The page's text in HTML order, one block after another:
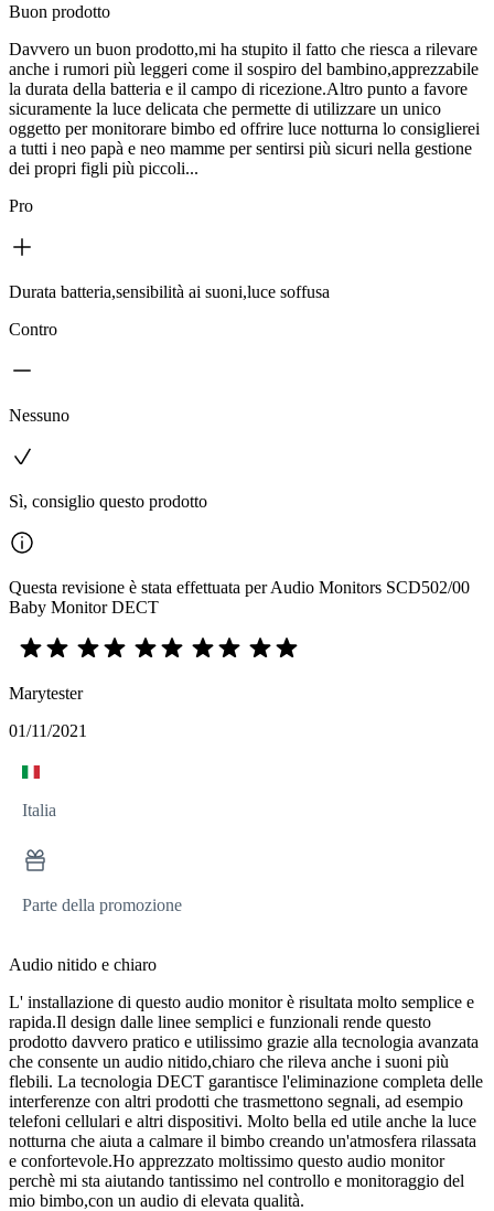
Buon prodotto
Davvero un buon prodotto,mi ha stupito il fatto che riesca a rilevare
anche i rumori più leggeri come il sospiro del bambino,apprezzabile
la durata della batteria e il campo di ricezione.Altro punto a favore
sicuramente la luce delicata che permette di utilizzare un unico
oggetto per monitorare bimbo ed offrire luce notturna lo consiglierei
a tutti i neo papà e neo mamme per sentirsi più sicuri nella gestione
dei propri figli più piccoli...
Pro
Durata batteria,sensibilità ai suoni,luce soffusa
Contro
Nessuno
Sì, consiglio questo prodotto
Questa revisione è stata effettuata per Audio Monitors SCD502/00
Baby Monitor DECT
Marytester
01/11/2021
Italia
Parte della promozione
Audio nitido e chiaro
L' installazione di questo audio monitor è risultata molto semplice e
rapida.Il design dalle linee semplici e funzionali rende questo
prodotto davvero pratico e utilissimo grazie alla tecnologia avanzata
che consente un audio nitido,chiaro che rileva anche i suoni più
flebili. La tecnologia DECT garantisce l'eliminazione completa delle
interferenze con altri prodotti che trasmettono segnali, ad esempio
telefoni cellulari e altri dispositivi. Molto bella ed utile anche la luce
notturna che aiuta a calmare il bimbo creando un'atmosfera rilassata
e confortevole.Ho apprezzato moltissimo questo audio monitor
perchè mi sta aiutando tantissimo nel controllo e monitoraggio del
mio bimbo,con un audio di elevata qualità.